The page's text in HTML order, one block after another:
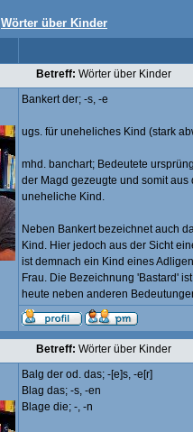
Wörter über Kinder
Betreff: Wörter über Kinder
Bankert der; -s, -e
ugs. für uneheliches Kind (stark
mhd. banchart; Bedeutete
der Magd gezeugte und somit aus
uneheliche Kind.
Neben Bankert bezeichnet auch
Kind. Hier jedoch aus der Sicht
ist demnach ein Kind eines
Frau. Die Bezeichnung 'Bastard'
heute neben anderen
Betreff: Wörter über Kinder
Balg der od. das; -[e]s, -e[r]
Blag das; -s, -en
Blage die; -, -n